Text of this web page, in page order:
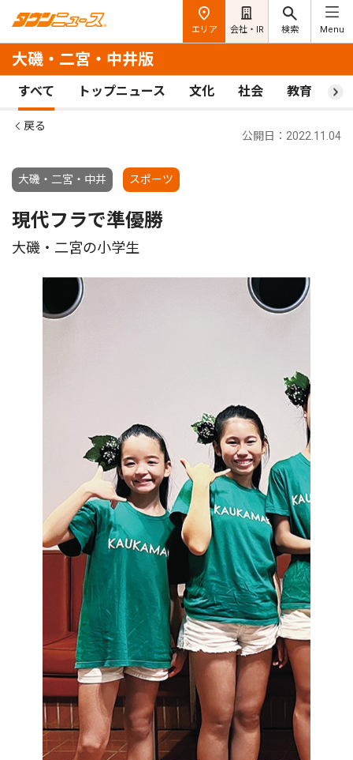
エリア 会社・IR 検索 Menu
大磯・二宮・中井版
すべて トップニュース 文化 社会 教育 ス
戻る
大磯・二宮・中井 スポーツ
公開日：2022.11.04
現代フラで準優勝
大磯・二宮の小学生